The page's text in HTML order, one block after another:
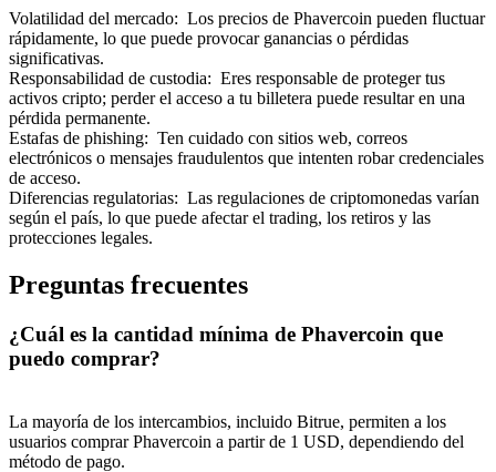
Referencia
Invita a un amigo para recibir recompensas en efectivo
BTC Welcome Rewards
Deposit & Trade BTC to Share 25000 USDT prize pool!
Volatilidad del mercado: Los precios de Phavercoin pueden fluctuar
rápidamente, lo que puede provocar ganancias o pérdidas
significativas.
Responsabilidad de custodia: Eres responsable de proteger tus
activos cripto; perder el acceso a tu billetera puede resultar en una
pérdida permanente.
Estafas de phishing: Ten cuidado con sitios web, correos
electrónicos o mensajes fraudulentos que intenten robar credenciales
de acceso.
Diferencias regulatorias: Las regulaciones de criptomonedas varían
según el país, lo que puede afectar el trading, los retiros y las
protecciones legales.
Preguntas frecuentes
¿Cuál es la cantidad mínima de Phavercoin que
puedo comprar?
La mayoría de los intercambios, incluido Bitrue, permiten a los
usuarios comprar Phavercoin a partir de 1 USD, dependiendo del
método de pago.